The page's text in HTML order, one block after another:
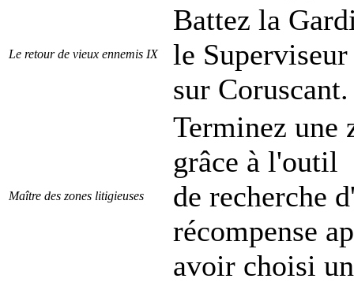
Le retour de vieux ennemis IX
Battez la
le Superviseur
sur Coruscant.
Maître des zones litigieuses
Terminez une
grâce à l'outil
de recherche
récompense
avoir choisi